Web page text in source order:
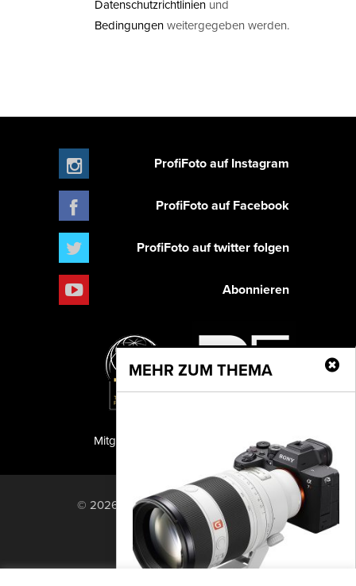
Datenschutzrichtlinien und
Bedingungenweitergegeben werden.
MEHR ZUM THEMA
ProfiFoto auf Instagram
ProfiFoto auf Facebook
ProfiFoto auf twitter folgen
Abonnieren
PF Publishing GmbH
Mitglied der TIPA
© 2026 PF Publishing GmbH. All rights
reserved.
Nach oben